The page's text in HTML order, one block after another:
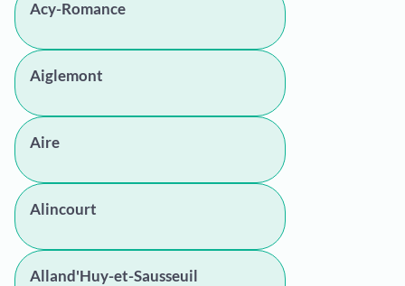
Acy-Romance
Aiglemont
Aire
Alincourt
Alland'Huy-et-Sausseuil